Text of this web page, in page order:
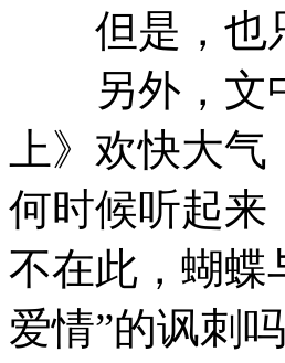
但是，也只
另外，文
上》欢快大
何时候听起来
不在此，蝴
爱情”的讽刺